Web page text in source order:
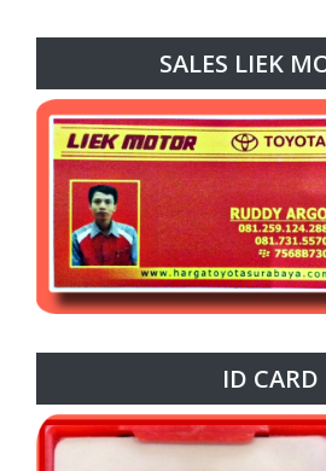
SALES LIEK
ID CARD